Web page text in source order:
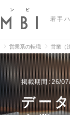
若手
営業系の転職 営業（
掲載期間 26/
デー